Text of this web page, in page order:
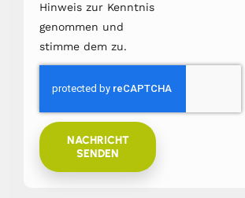
Hinweis zur Kenntnis
genommen und
stimme dem zu.
NACHRICHT
SENDEN